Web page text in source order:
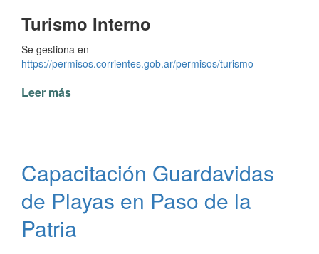
Turismo Interno
Se gestiona en
https://permisos.corrientes.gob.ar/permisos/turismo
Leer más
Paso
de
la
Patria
más
Capacitación Guardavidas
de Playas en Paso de la
Patria